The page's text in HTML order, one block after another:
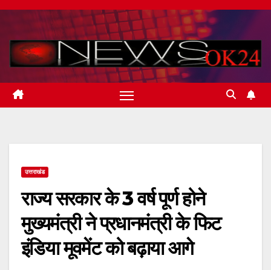
Skip
content
उत्तराखंड
राज्य सरकार के 3 वर्ष पूर्ण होने
मुख्यमंत्री ने प्रधानमंत्री के फिट
इंडिया मूवमेंट को बढ़ाया आगे